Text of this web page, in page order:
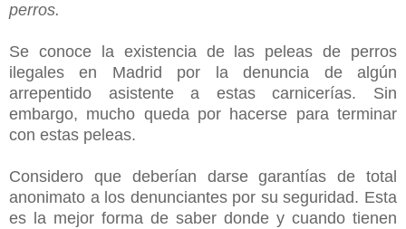
perros.
Se conoce la existencia de las peleas de perros
ilegales en Madrid por la denuncia de algún
arrepentido asistente a estas carnicerías. Sin
embargo, mucho queda por hacerse para terminar
con estas peleas.
Considero que deberían darse garantías de total
anonimato a los denunciantes por su seguridad. Esta
es la mejor forma de saber donde y cuando tienen